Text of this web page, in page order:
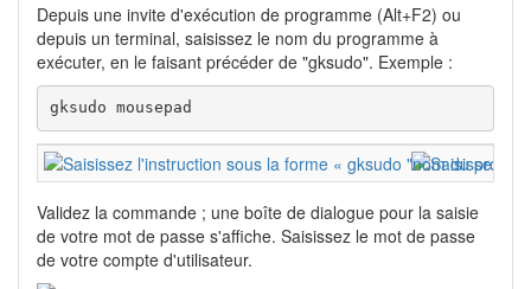
Depuis une invite d'exécution de programme (Alt+F2) ou
depuis un terminal, saisissez le nom du programme à
exécuter, en le faisant précéder de "gksudo". Exemple :
gksudo mousepad
Validez la commande ; une boîte de dialogue pour la saisie
de votre mot de passe s'affiche. Saisissez le mot de passe
de votre compte d'utilisateur.